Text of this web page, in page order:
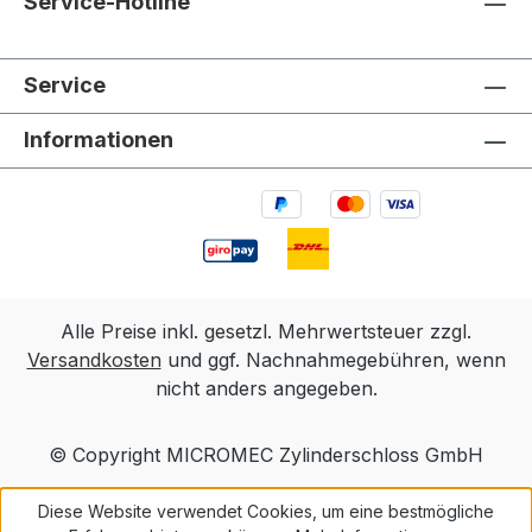
V12GA)
Service
Informationen
Alle Preise inkl. gesetzl. Mehrwertsteuer zzgl.
Versandkosten und ggf. Nachnahmegebühren, wenn
nicht anders angegeben.
© Copyright MICROMEC Zylinderschloss GmbH
Diese Website verwendet Cookies, um eine bestmögliche